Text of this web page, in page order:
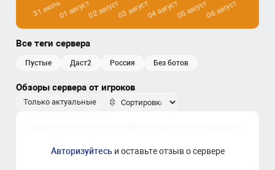
Все теги сервера
пустые даст2 россия без ботов
Обзоры сервера от игроков
Только актуальные
Авторизуйтесьи оставьте отзыв о сервере